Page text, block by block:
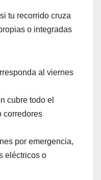
tu recorrido cruza
o integradas
al viernes
cubre todo el
corredores
por emergencia,
eléctricos o